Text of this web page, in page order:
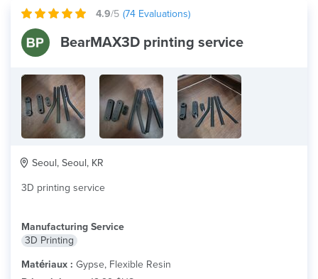
4.9/5 (74 Evaluations)
BearMAX3D printing service
Seoul, Seoul, KR
3D printing service
Manufacturing Service
3D Printing
Matériaux : Gypse, Flexible Resin